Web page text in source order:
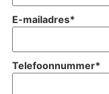
E-mailadres*
Telefoonnummer*